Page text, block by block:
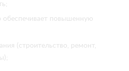
обеспечивает повышенную
(строительство, ремонт,